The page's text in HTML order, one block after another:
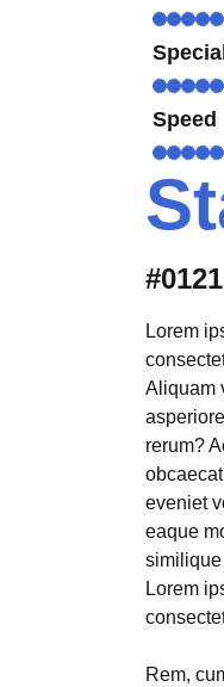
Speed
#0121
Lorem
Aliquam
rerum?
eveniet
eaque
Lorem
Rem,